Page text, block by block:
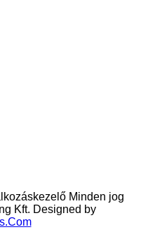
Minden jog
Kft. Designed by